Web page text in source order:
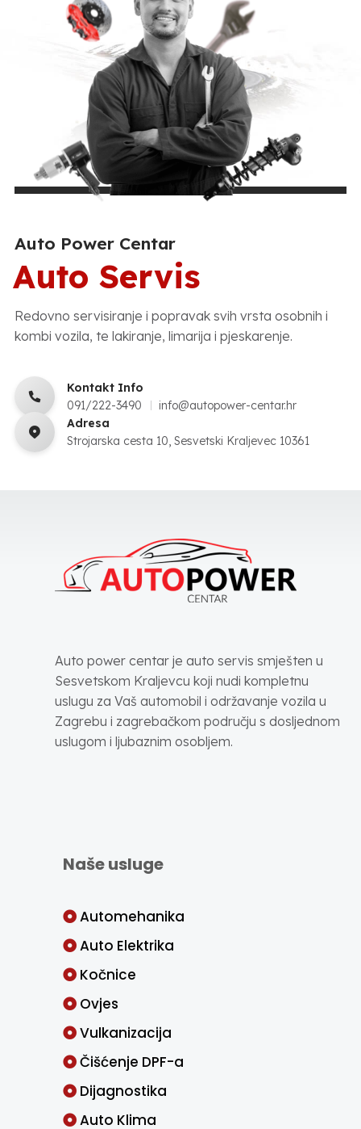
Auto Power Centar
Auto Servis
Redovno servisiranje i popravak svih vrsta osobnih i
kombi vozila, te lakiranje, limarija i pjeskarenje.
Kontakt Info
091/222-3490
info@autopower-centar.hr
Adresa
Strojarska cesta 10, Sesvetski Kraljevec 10361
Auto power centar je auto servis smješten u
Sesvetskom Kraljevcu koji nudi kompletnu
uslugu za Vaš automobil i održavanje vozila u
Zagrebu i zagrebačkom području s dosljednom
uslugom i ljubaznim osobljem.
Naše usluge
Automehanika
Auto Elektrika
Kočnice
Ovjes
Vulkanizacija
Čišćenje DPF-a
Dijagnostika
Auto Klima